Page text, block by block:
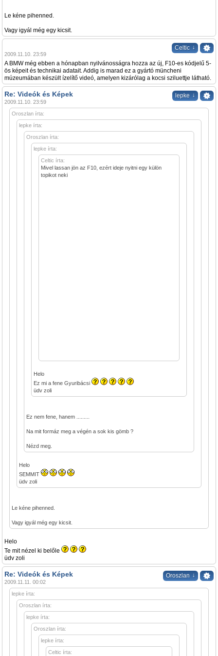
Le kéne pihenned.
Vagy igyál még egy kicsit.
Celtic ↓
2009.11.10. 23:59
A BMW még ebben a hónapban nyilvánosságra hozza az új, F10-es kódjelű 5-
ös képeit és technikai adatait. Addig is marad ez a gyártó müncheni
múzeumában készült ízelítő videó, amelyen kizárólag a kocsi sziluettje látható.
lepke ↓
Re: Videók és Képek
2009.11.10. 23:59
Oroszlan írta:
lepke írta:
Oroszlan írta:
lepke írta:
Celtic írta:
Mivel lassan jön az F10, ezért ideje nyitni egy külön
topikot neki
Helo
Ez mi a fene Gyuribácsi
üdv zoli
Ez nem fene, hanem .........
Na mit formáz meg a végén a sok kis gömb ?
Nézd meg.
Helo
SEMMIT
üdv zoli
Le kéne pihenned.
Vagy igyál még egy kicsit.
Helo
Te mit nézel ki belőle
üdv zoli
Oroszlan ↓
Re: Videók és Képek
2009.11.11. 00:02
lepke írta:
Oroszlan írta:
lepke írta:
Oroszlan írta:
lepke írta:
Celtic írta: